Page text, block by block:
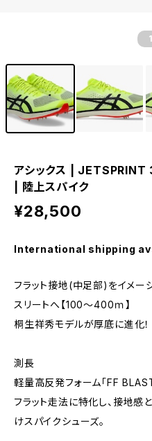
1
アシックス |
| 陸上スパイク
¥28,500
International shipping
フラット接地(中足部)をイメー
スリートへ【100～400ｍ】
桐生祥秀モデルが厚底に進化！
測長
軽量高反発フォーム「FF
フラット走法に特化し、接地感
けスパイクシューズ。